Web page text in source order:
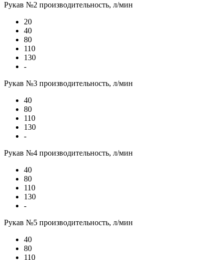
Рукав №2 производительность, л/мин
20
40
80
110
130
-
Рукав №3 производительность, л/мин
40
80
110
130
-
Рукав №4 производительность, л/мин
40
80
110
130
-
Рукав №5 производительность, л/мин
40
80
110